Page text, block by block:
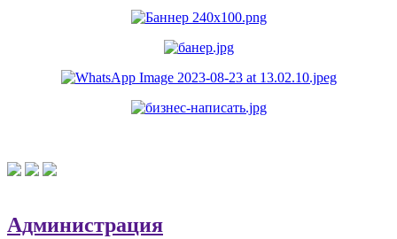
Администрация